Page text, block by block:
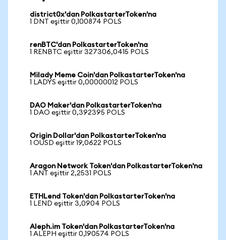
district0x'dan PolkastarterToken'na
1 DNT eşittir 0,100874 POLS
renBTC'dan PolkastarterToken'na
1 RENBTC eşittir 327306,0415 POLS
Milady Meme Coin'dan PolkastarterToken'na
1 LADYS eşittir 0,00000012 POLS
DAO Maker'dan PolkastarterToken'na
1 DAO eşittir 0,392395 POLS
Origin Dollar'dan PolkastarterToken'na
1 OUSD eşittir 19,0622 POLS
Aragon Network Token'dan PolkastarterToken'na
1 ANT eşittir 2,2531 POLS
ETHLend Token'dan PolkastarterToken'na
1 LEND eşittir 3,0904 POLS
Aleph.im Token'dan PolkastarterToken'na
1 ALEPH eşittir 0,190574 POLS